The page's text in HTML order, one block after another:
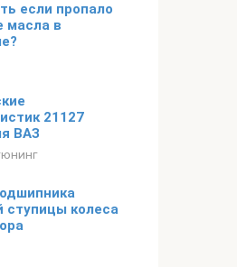
если пропало
масла в
21127
ВАЗ
ступицы колеса